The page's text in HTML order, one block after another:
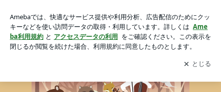
アプリをダウンロードして ブログの更新通知
を受け取りまし
ょう。
開く